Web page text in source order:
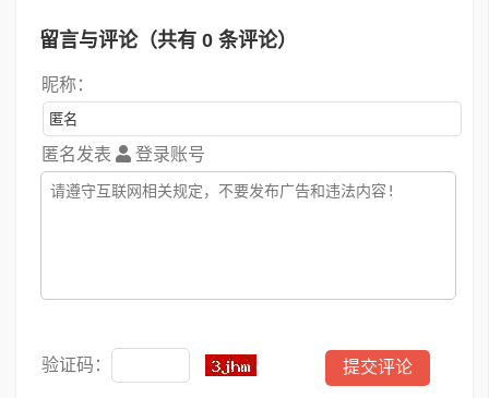
留言与评论（共有 0 条评论）
昵称：
匿名发表 登录账号
验证码：